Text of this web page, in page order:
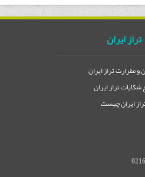
تراز ایران
و مقرارت تراز ایران
تراز ایران
ایران چیست